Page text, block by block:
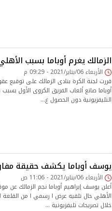
الزمالك يغرم أوباما بسبب
الأربعاء 06/يناير/2021 - 09:29 م
قررت لجنة الكرة بنادى الزمالك على توقيع
أوباما صانع ألعاب الفريق الكروى الأول
التليفزيونية دون الحصول ع…
يوسف أوباما يكشف حقيقة
الأربعاء 06/يناير/2021 - 11:06 ص
أعلن يوسف إبراهيم أوباما نجم الزمالك عن
الأهلي حال تلقيه عرض ا رسمي ا من القلعة
خلال تصريحات تليفزيونية …